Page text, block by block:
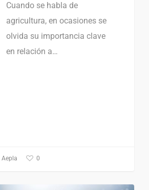
Cuando se habla de
agricultura, en ocasiones se
olvida su importancia clave
en relación a…
Aepla 0